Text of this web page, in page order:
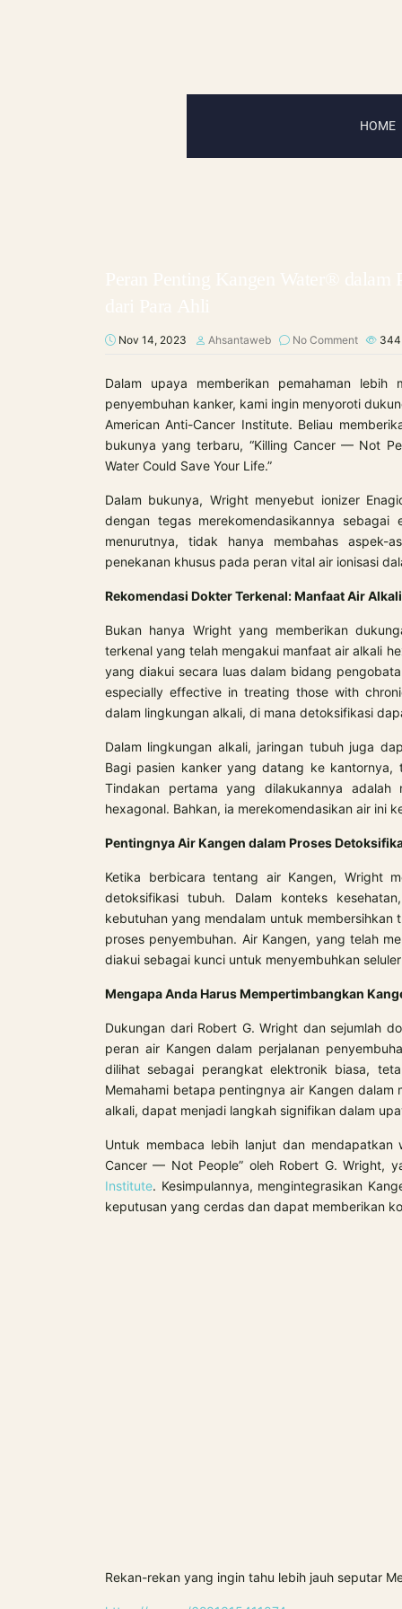
HOME
Nov 14, 2023 Ahsantaweb No Comment 344
Dalam upaya memberikan pemahaman lebih
penyembuhan kanker, kami ingin menyoroti
American Anti-Cancer Institute. Beliau
bukunya yang terbaru, “Killing Cancer — Not
Water Could Save Your Life.”
Dalam bukunya, Wright menyebut ionizer
dengan tegas merekomendasikannya
menurutnya, tidak hanya membahas aspek-
penekanan khusus pada peran vital air ionisasi
Rekomendasi Dokter Terkenal: Manfaat Air
Bukan hanya Wright yang memberikan
terkenal yang telah mengakui manfaat air alkali
yang diakui secara luas dalam bidang
especially effective in treating those with
dalam lingkungan alkali, di mana detoksifikasi
Dalam lingkungan alkali, jaringan tubuh juga
Bagi pasien kanker yang datang ke kantornya,
Tindakan pertama yang dilakukannya
hexagonal. Bahkan, ia merekomendasikan air ini
Pentingnya Air Kangen dalam Proses
Ketika berbicara tentang air Kangen, Wright
detoksifikasi tubuh. Dalam konteks
kebutuhan yang mendalam untuk
proses penyembuhan. Air Kangen, yang telah
diakui sebagai kunci untuk menyembuhkan
Mengapa Anda Harus Mempertimbangkan
Dukungan dari Robert G. Wright dan sejumlah
peran air Kangen dalam perjalanan
dilihat sebagai perangkat elektronik biasa,
Memahami betapa pentingnya air Kangen
alkali, dapat menjadi langkah signifikan dalam
Untuk membaca lebih lanjut dan mendapatkan
Cancer — Not People” oleh Robert G. Wright,
Institute. Kesimpulannya, mengintegrasikan
keputusan yang cerdas dan dapat memberikan
Rekan-rekan yang ingin tahu lebih jauh seputar